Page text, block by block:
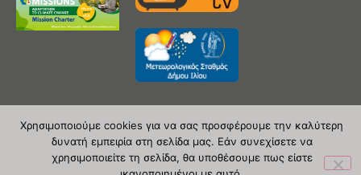
Copyright 2020 © Δήμος Ιλίου
Χρησιμοποιούμε cookies για να σας προσφέρουμε την καλύτερη
δυνατή εμπειρία στη σελίδα μας. Εάν συνεχίσετε να
χρησιμοποιείτε τη σελίδα, θα υποθέσουμε πως είστε